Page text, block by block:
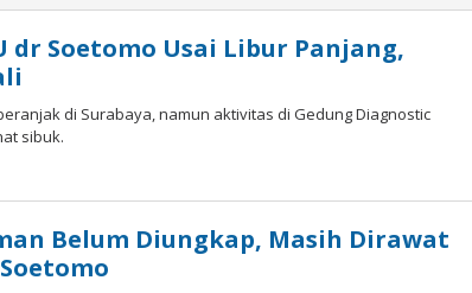
dr Soetomo Usai Libur Panjang,
di Surabaya, namun aktivitas di Gedung Diagnostic
sibuk.
Belum Diungkap, Masih Dirawat